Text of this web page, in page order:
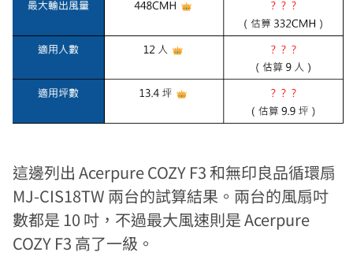
這邊列出 Acerpure COZY F3 和無印良品循環扇
MJ-CIS18TW 兩台的試算結果。兩台的風扇吋
數都是 10 吋，不過最大風速則是 Acerpure
COZY F3 高了一級。